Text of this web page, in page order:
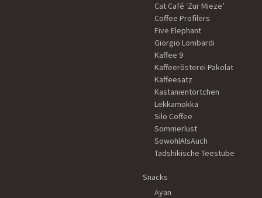
Cat Café ‘Zur Mieze’
Coffee Profilers
Five Elephant
Giorgio Lombardi
Kaffee 9
Kaffeerösterei Pakolat
Kaffeesatz
Kastanientörtchen
Lekkamokka
Silo Coffee
Sommerlust
SowohlAlsAuch
Tadshikische Teestube
Snacks
Ayan